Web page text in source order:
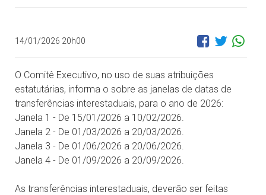
14/01/2026 20h00
O Comitê Executivo, no uso de suas atribuições
estatutárias, informa o sobre as janelas de datas de
transferências interestaduais, para o ano de 2026:
Janela 1 - De 15/01/2026 a 10/02/2026.
Janela 2 - De 01/03/2026 a 20/03/2026.
Janela 3 - De 01/06/2026 a 20/06/2026.
Janela 4 - De 01/09/2026 a 20/09/2026.
As transferências interestaduais, deverão ser feitas